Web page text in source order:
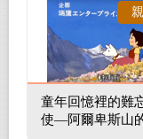
童年回憶裡的難
使—阿爾卑斯山